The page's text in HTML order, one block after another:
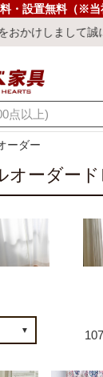
・設置無料（※当
新規会員登
閲覧履歴
探す
冷感寝具 ワー
ーダー
オーダー
107